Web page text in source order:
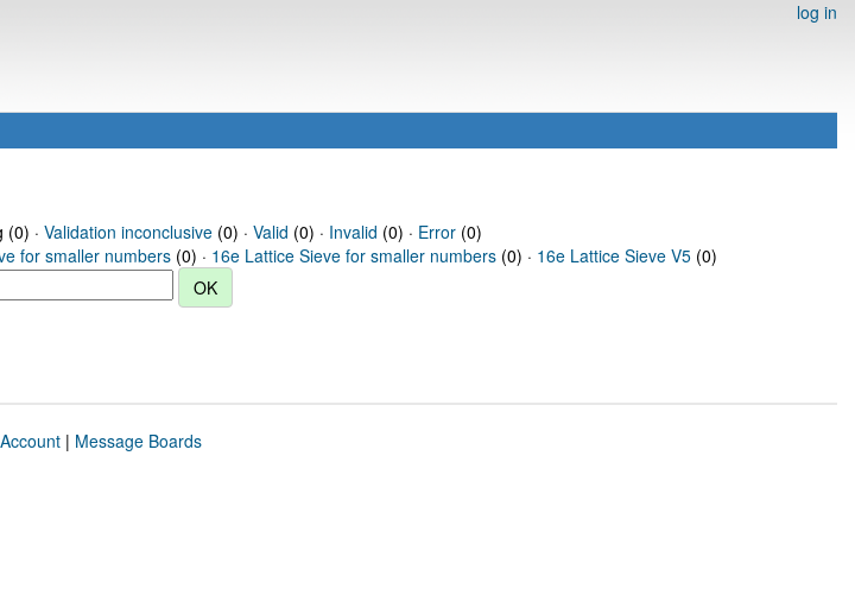
log in
· Validation inconclusive(0) · Valid (0) · Invalid (0) · Error(0)
for smaller numbers (0) · 16e Lattice Sieve for smaller numbers (0) · 16e Lattice Sieve V5 (0)
| Message Boards